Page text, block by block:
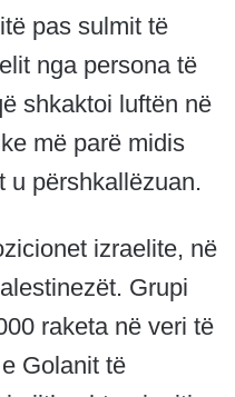
pas sulmit të
nga persona të
shkaktoi luftën në
më parë midis
u përshkallëzuan.
izraelite, në
Grupi
raketa në veri të
Golanit të